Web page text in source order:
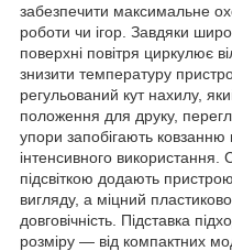
забезпечити максимальне
роботи чи ігор. Завдяки
поверхні повітря циркулює
знизити температуру
регульований кут нахилу,
положення для друку,
упори запобігають ковзанню
інтенсивного використання.
підсвіткою додають
вигляду, а міцний
довговічність. Підставка
розміру — від компактних